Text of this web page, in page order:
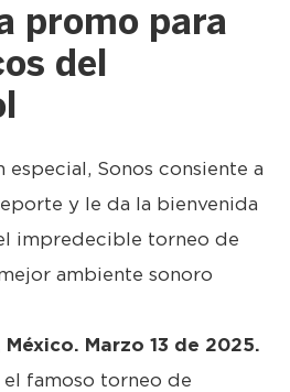
promo para
del
Sonos consiente a
y le da la bienvenida
impredecible torneo de
ambiente sonoro
Marzo 13 de 2025.
el famoso torneo de